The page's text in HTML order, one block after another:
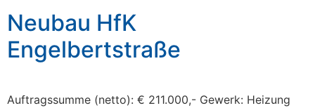
Neubau HfK
Engelbertstraße
Auftragssumme (netto): € 211.000,- Gewerk: Heizung